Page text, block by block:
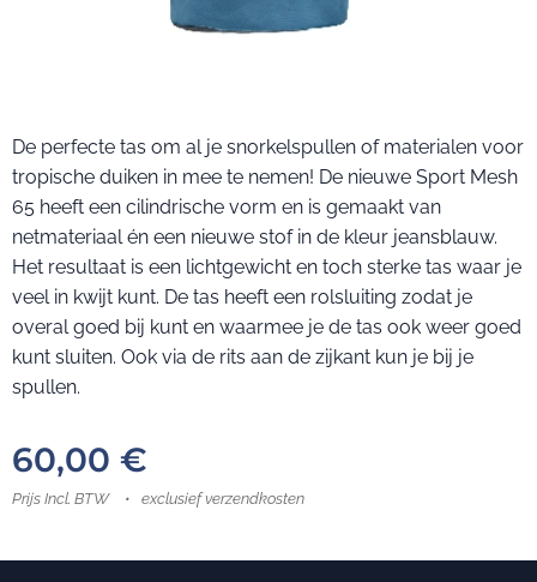
De perfecte tas om al je snorkelspullen of materialen voor
tropische duiken in mee te nemen! De nieuwe Sport Mesh
65 heeft een cilindrische vorm en is gemaakt van
netmateriaal én een nieuwe stof in de kleur jeansblauw.
Het resultaat is een lichtgewicht en toch sterke tas waar je
veel in kwijt kunt. De tas heeft een rolsluiting zodat je
overal goed bij kunt en waarmee je de tas ook weer goed
kunt sluiten. Ook via de rits aan de zijkant kun je bij je
spullen.
60,00 €
Prijs Incl. BTW exclusief verzendkosten